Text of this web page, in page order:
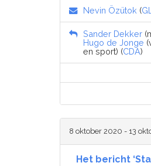
Nevin Özütok (GL
Sander Dekker
Hugo de Jonge
en sport) (CDA)
8 oktober 2020 - 13
Het bericht